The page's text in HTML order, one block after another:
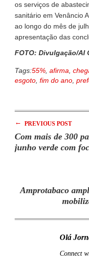
os serviços de
sanitário em Venâncio
ao longo do mês de
apresentação das
FOTO: Divulgação/AI
Tags:55%, afirma,
esgoto, fim do ano,
← PREVIOUS POST
Com mais de 300
junho verde com
Amprotabaco
Olá
Connect